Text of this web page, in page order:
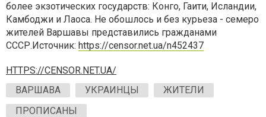
более экзотических государств: Конго, Гаити, Исландии,
Камбоджи и Лаоса. Не обошлось и без курьеза - семеро
жителей Варшавы представились гражданами
СССР.Источник: https://censor.net.ua/n452437
HTTPS://CENSOR.NET.UA/
ВАРШАВА
УКРАИНЦЫ
ЖИТЕЛИ
ПРОПИСАНЫ